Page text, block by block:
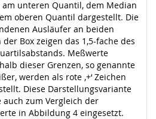
am unteren Quantil, dem Median
oberen Quantil dargestellt. Die
Ausläufer an beiden
der Box zeigen das 1,5-fache des
Meßwerte
dieser Grenzen, so genannte
werden als rote ‚+‘ Zeichen
Diese Darstellungsvariante
auch zum Vergleich der
in Abbildung 4 eingesetzt.